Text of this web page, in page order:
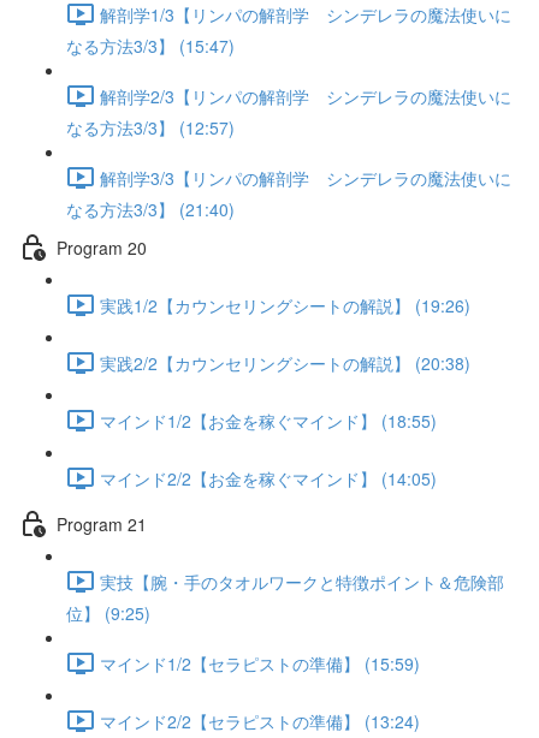
解剖学1/3【リンパの解剖学 シンデレラの魔法使いに
なる方法3/3】 (15:47)
解剖学2/3【リンパの解剖学 シンデレラの魔法使いに
なる方法3/3】 (12:57)
解剖学3/3【リンパの解剖学 シンデレラの魔法使いに
なる方法3/3】 (21:40)
Program 20
実践1/2【カウンセリングシートの解説】 (19:26)
実践2/2【カウンセリングシートの解説】 (20:38)
マインド1/2【お金を稼ぐマインド】 (18:55)
マインド2/2【お金を稼ぐマインド】 (14:05)
Program 21
実技【腕・手のタオルワークと特徴ポイント＆危険部
位】 (9:25)
マインド1/2【セラピストの準備】 (15:59)
マインド2/2【セラピストの準備】 (13:24)